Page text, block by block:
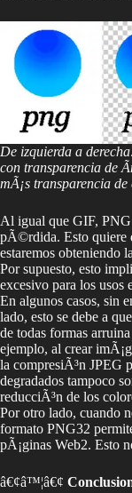
De izquierda a
con transparencia de
mÃ¡s transparencia
Al igual que GIF,
pÃ©rdida. Esto quiere
estaremos obteniendo
Por supuesto, esto
excesivo para los usos
En algunos casos, sin
lado, esto se debe a
de todas formas
ejemplo, al crear
la compresiÃ³n JPEG
degradados tampoco
reducciÃ³n de los
Por otro lado, cuando
formato PNG32
pÃ¡ginas Web2. Esto
â€¢â™¦â€¢